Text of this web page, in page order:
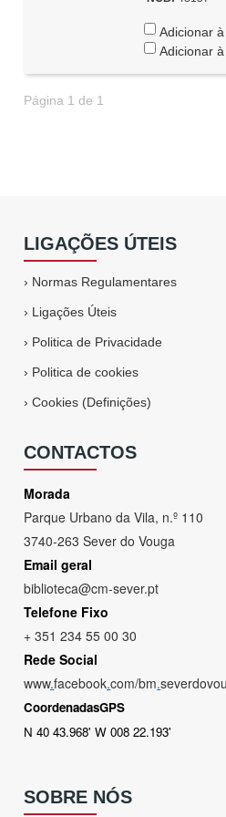
Adicionar à
Adicionar à
Página 1 de 1
LIGAÇÕES ÚTEIS
› Normas Regulamentares
› Ligações Úteis
› Politica de Privacidade
› Politica de cookies
›Cookies (Definições)
CONTACTOS
Morada
Parque Urbano da Vila, n.º 110
3740-263 Sever do Vouga
Email geral
biblioteca@cm-sever.pt
Telefone Fixo
+ 351 234 55 00 30
Rede Social
www.facebook.com/bm.
CoordenadasGPS
N 40 43.968' W 008 22.193'
SOBRE NÓS